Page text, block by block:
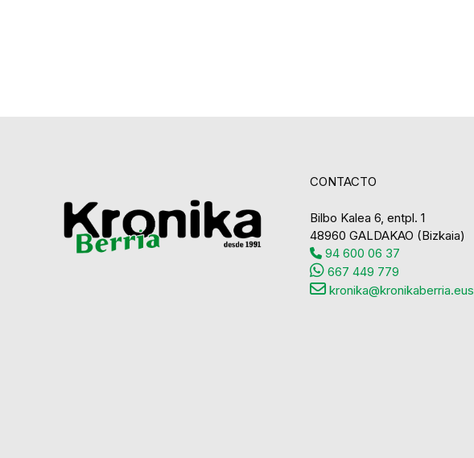
CONTACTO
Bilbo Kalea 6, entpl. 1
48960 GALDAKAO (Bizkaia)
94 600 06 37
667 449 779
kronika@kronikaberria.eus